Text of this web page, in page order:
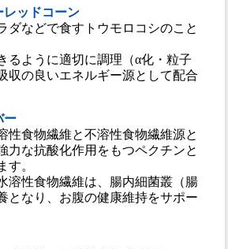
レッドコーン
ダなどで食すトウモロコシのこと
るように適切に調理（α化・粒子
収の良いエネルギー源として配合
ー
性食物繊維と不溶性食物繊維源と
力な抗酸化作用をもつペクチンと
す。
溶性食物繊維は、腸内細菌叢（腸
となり、お腹の健康維持をサポー